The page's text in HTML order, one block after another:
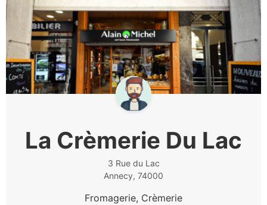
La Crèmerie Du Lac
3 Rue du Lac
Annecy, 74000
Fromagerie, Crèmerie